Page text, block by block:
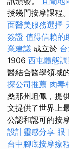
授幾門按摩課程。
面醫美服務選擇
簽證 值得信賴的
業建議 成立於
1906 西屯體態
醫結合醫學領域
探公司推薦 肉毒
桑那州坦佩，提
文提供了世界上
公認和認可的按
設計靈感分享 眼
台中腳底按摩療